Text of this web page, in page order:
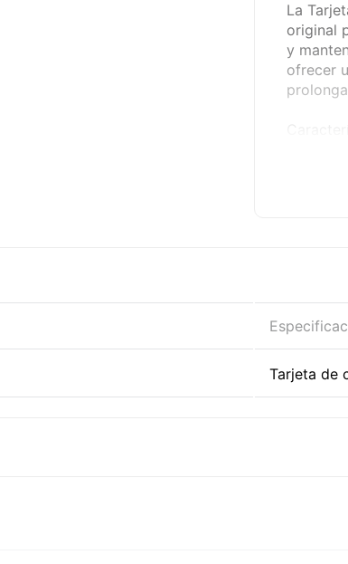
La
original
y
ofrecer
Tarjeta de